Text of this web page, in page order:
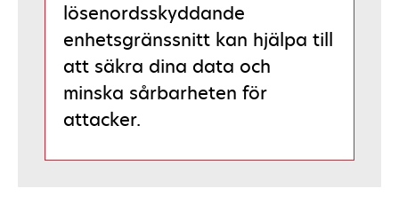
lösenordsskyddande
enhetsgränssnitt kan hjälpa till
att säkra dina data och
minska sårbarheten för
attacker.